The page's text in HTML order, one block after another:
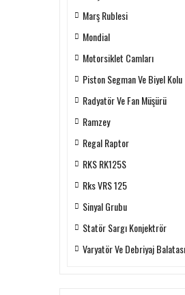
Marş Rublesi
Mondial
Motorsiklet Camları
Piston Segman Ve Biyel Kolu
Radyatör Ve Fan Müşürü
Ramzey
Regal Raptor
RKS RK125S
Rks VRS 125
Sinyal Grubu
Statör Sargı Konjektrör
Varyatör Ve Debriyaj Balatası